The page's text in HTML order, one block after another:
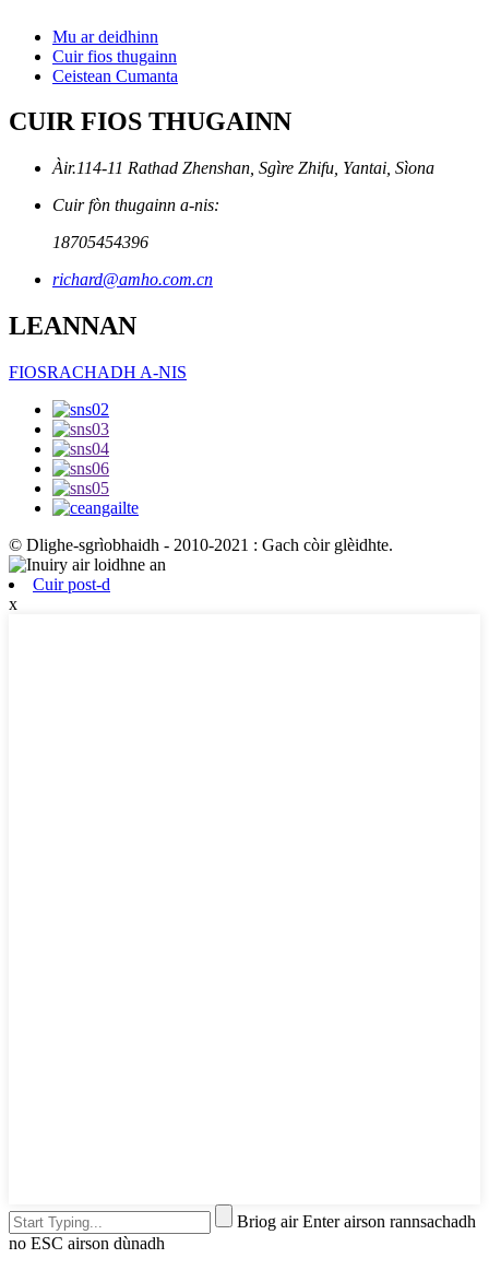
Mu ar deidhinn
Cuir fios thugainn
Ceistean Cumanta
CUIR FIOS THUGAINN
Àir.114-11 Rathad Zhenshan, Sgìre Zhifu, Yantai, Sìona
Cuir fòn thugainn a-nis:
18705454396
richard@amho.com.cn
LEANNAN
FIOSRACHADH A-NIS
© Dlighe-sgrìobhaidh - 2010-2021 : Gach còir glèidhte.
Cuir post-d
x
Briog air Enter airson rannsachadh
no ESC airson dùnadh